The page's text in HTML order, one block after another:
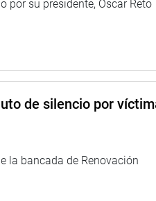
por su presidente, Oscar Reto
de silencio por
la bancada de Renovación